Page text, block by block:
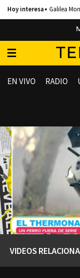
Galilea
EN VIVO RADIO
VIDEOS